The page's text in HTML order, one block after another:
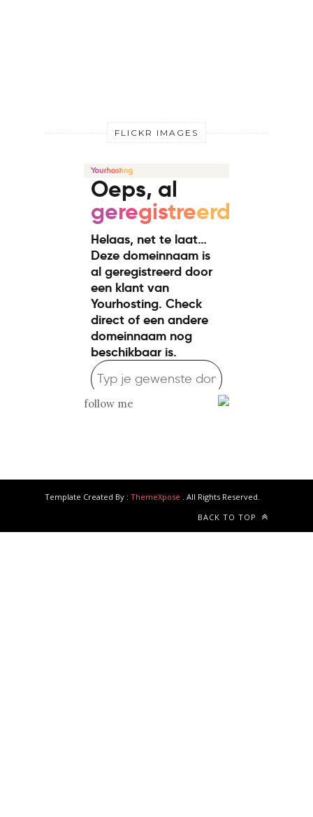
FLICKR IMAGES
follow me
Template Created By : ThemeXpose
. All Rights Reserved.
BACK TO TOP